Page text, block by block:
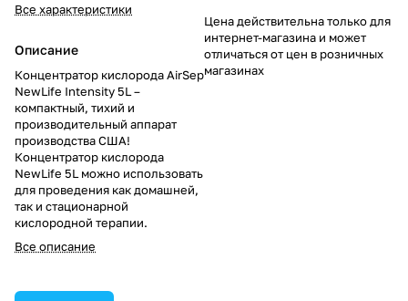
Все характеристики
Описание
Концентратор кислорода AirSep
NewLife Intensity 5L –
компактный, тихий и
производительный аппарат
производства США!
Концентратор кислорода
NewLife 5L можно использовать
для проведения как домашней,
так и стационарной
кислородной терапии.
Все описание
Цена действительна только для
интернет-магазина и может
отличаться от цен в розничных
магазинах